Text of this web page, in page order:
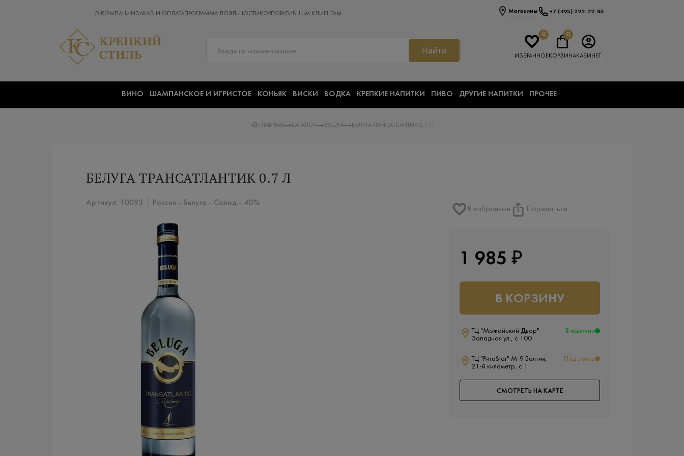
О КОМПАНИИ ЗАКАЗ И ОПЛАТАПРОГРАММА ЛОЯЛЬНОСТИ КОРПОРАТИВНЫМ КЛИЕНТАМ Магазины +7 (495) 222-22-85
Найти
0
ИЗБРАННОЕ
0
КОРЗИНАКАБИНЕТ
ВИНО ШАМПАНСКОЕ И ИГРИСТОЕ КОНЬЯК ВИСКИ ВОДКА КРЕПКИЕ НАПИТКИ ПИВО ДРУГИЕ НАПИТКИ ПРОЧЕЕ
ГЛАВНАЯ КАТАЛОГ ВОДКА БЕЛУГА ТРАНСАТЛАНТИК 0.7 Л
БЕЛУГА ТРАНСАТЛАНТИК 0.7 Л
Артикул: 10093 │ Россия - Белуга - Солод - 40%
В избранное Поделиться
1 985 ₽
В КОРЗИНУ
ТЦ "Можайский Двор"
Западная ул., с 100
В наличии
ТЦ "РигаStar" М-9 Балтия,
21-й километр, с 1
Под заказ
СМОТРЕТЬ НА КАРТЕ